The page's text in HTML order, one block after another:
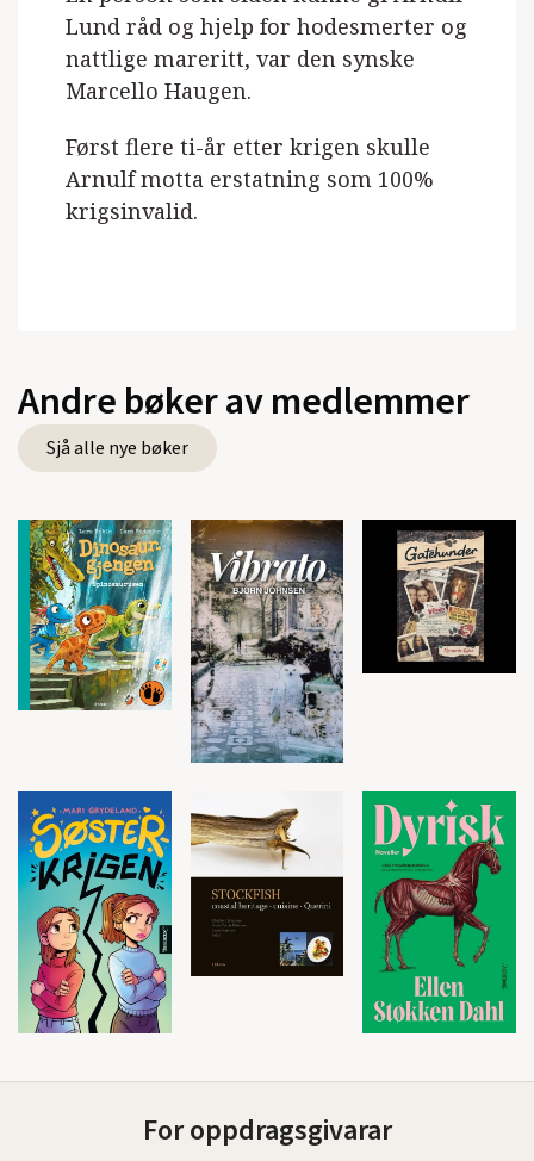
Lund råd og hjelp for hodesmerter og
nattlige mareritt, var den synske
Marcello Haugen.
Først flere ti-år etter krigen skulle
Arnulf motta erstatning som 100%
krigsinvalid.
Andre bøker av medlemmer
Sjå alle nye bøker
For oppdragsgivarar